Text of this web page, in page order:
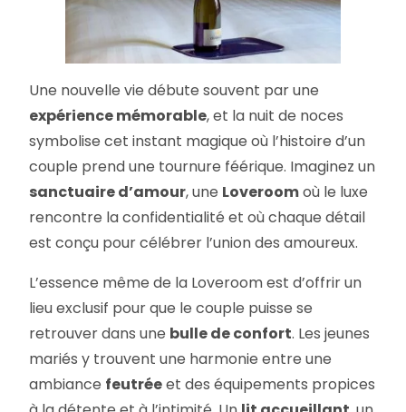
Une nouvelle vie débute souvent par une
expérience mémorable, et la nuit de noces
symbolise cet instant magique où l’histoire d’un
couple prend une tournure féérique. Imaginez un
sanctuaire d’amour, une Loveroomoù le luxe
rencontre la confidentialité et où chaque détail
est conçu pour célébrer l’union des amoureux.
L’essence même de la Loveroom est d’offrir un
lieu exclusif pour que le couple puisse se
retrouver dans une bulle de confort. Les jeunes
mariés y trouvent une harmonie entre une
ambiance feutréeet des équipements propices